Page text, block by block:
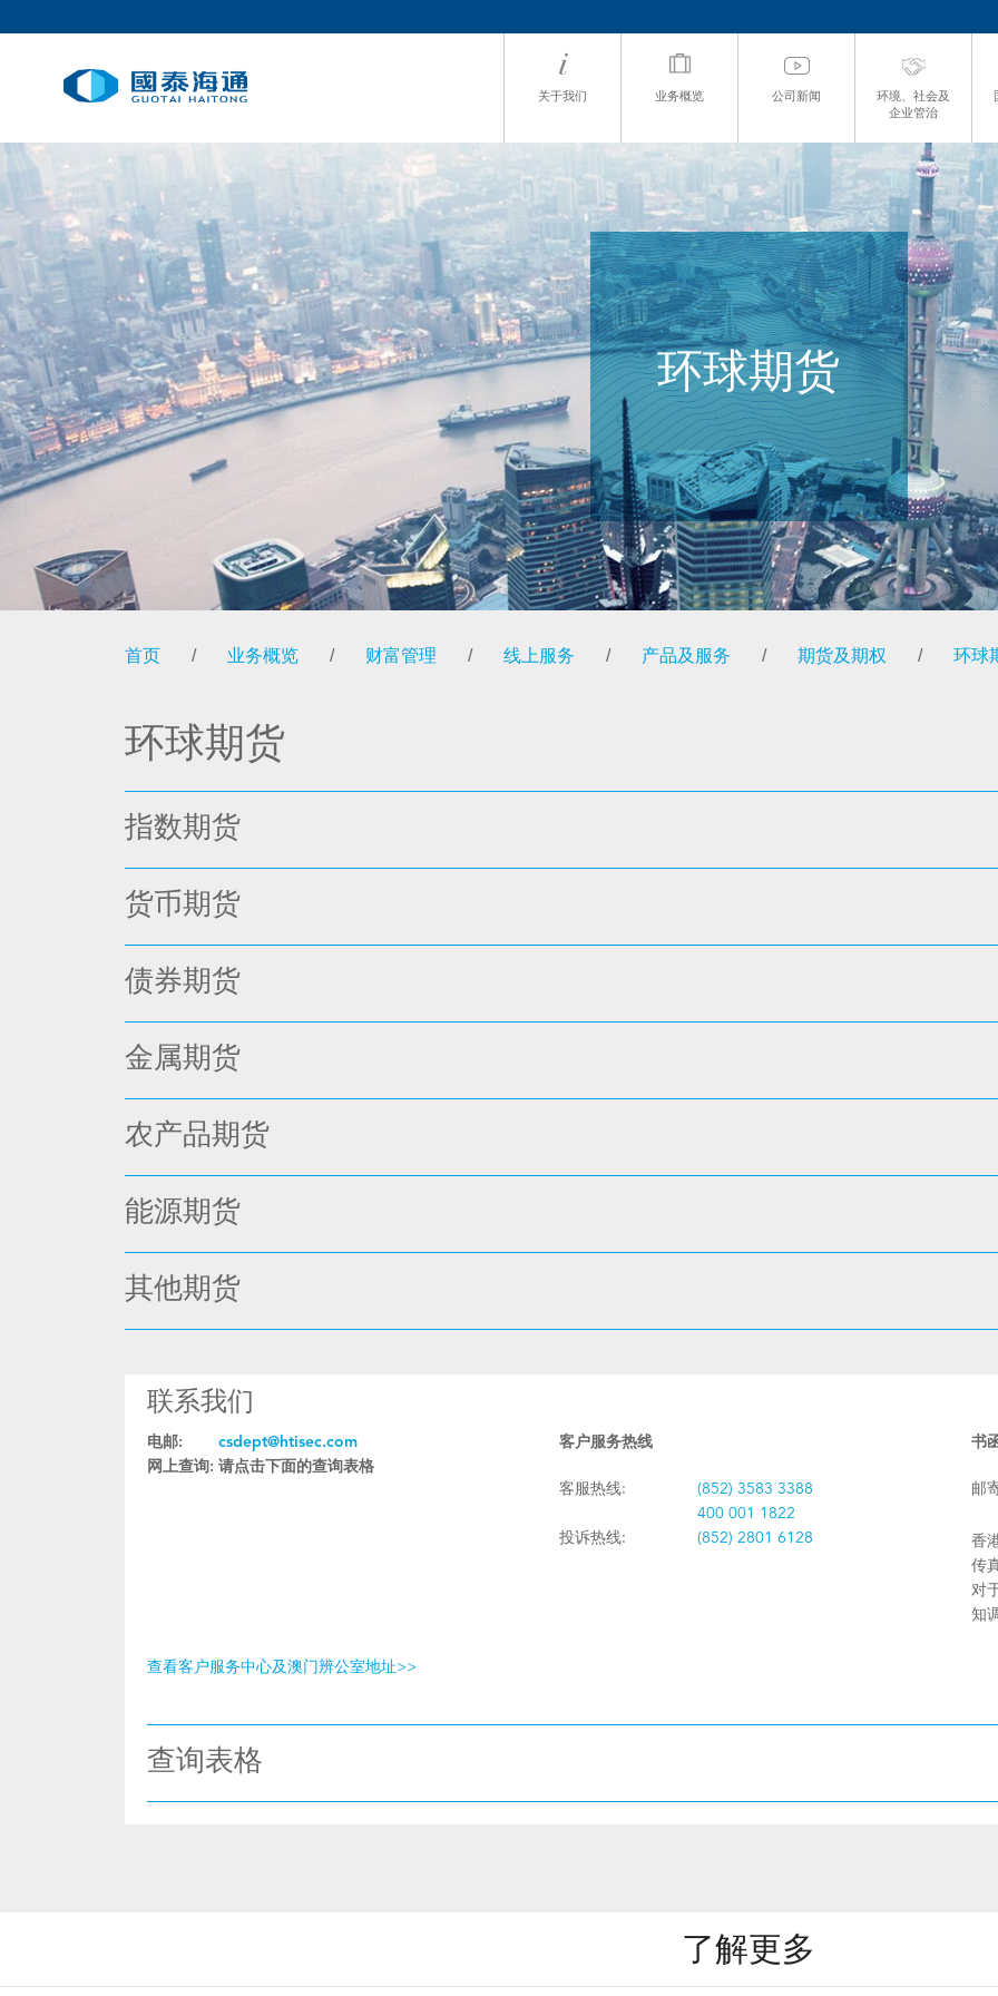
关于我们 业务概览 公司新闻
环境、社会及
企业管治
环球期货
首页 / 业务概览 / 财富管理 / 线上服务 / 产品及服务 / 期货及期权 / 环球
环球期货
指数期货
货币期货
债券期货
金属期货
农产品期货
能源期货
其他期货
联系我们
电邮:
csdept@htisec.com
网上查询: 请点击下面的查询表格
客户服务热线
客服热线:
(852) 3583 3388
400 001 1822
投诉热线:
(852) 2801 6128
书
邮
香
传
对
知
查看客户服务中心及澳门辨公室地址>>
查询表格
了解更多